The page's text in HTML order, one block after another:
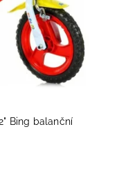
Bing balanční